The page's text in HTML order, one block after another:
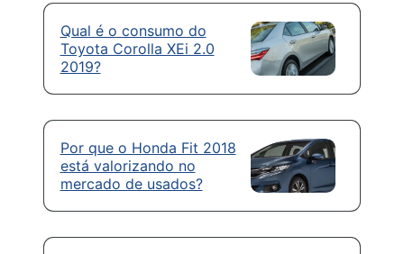
Qual é o consumo do
Toyota Corolla XEi 2.0
2019?
Por que o Honda Fit 2018
está valorizando no
mercado de usados?